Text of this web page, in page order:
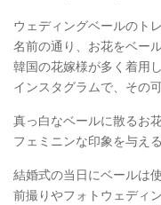
ウェディングベールのト
名前の通り、お花をベー
韓国の花嫁様が多く着用
インスタグラムで、その
真っ白なベールに散るお
フェミニンな印象を与え
結婚式の当日にベールは
前撮りやフォトウェディ